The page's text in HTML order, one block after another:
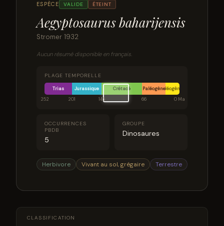
ESPÈCE VALIDE ÉTEINT
Aegyptosaurus baharijensis
Stromer 1932
Aucun résumé disponible en français.
PLAGE TEMPORELLE
Trias Jurassique Crétacé PaléogèneNéogène
252
201 145 66 0 Ma
OCCURRENCES
PBDB
5
GROUPE
Dinosaures
Herbivore Vivant au sol, grégaire Terrestre
CLASSIFICATION